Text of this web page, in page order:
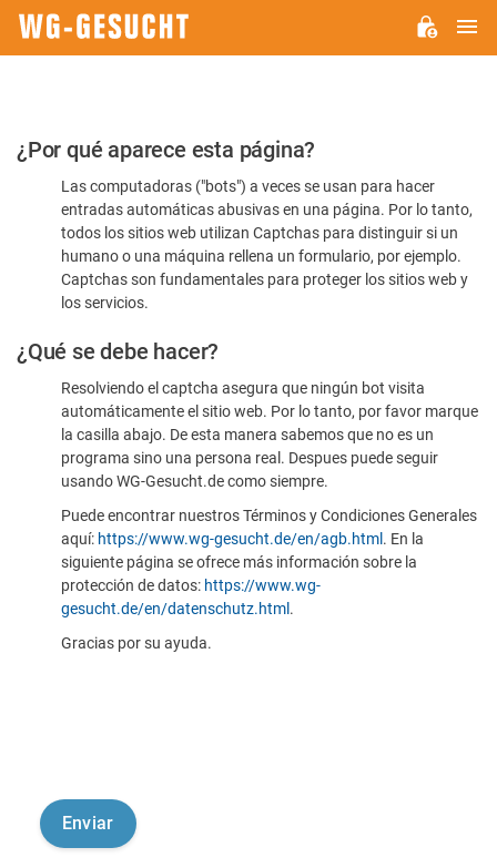
Por
favor,
confirme
humano
¿Por qué aparece esta página?
Las computadoras ("bots") a veces se usan para hacer
entradas automáticas abusivas en una página. Por lo tanto,
todos los sitios web utilizan Captchas para distinguir si un
humano o una máquina rellena un formulario, por ejemplo.
Captchas son fundamentales para proteger los sitios web y
los servicios.
¿Qué se debe hacer?
Resolviendo el captcha asegura que ningún bot visita
automáticamente el sitio web. Por lo tanto, por favor marque
la casilla abajo. De esta manera sabemos que no es un
programa sino una persona real. Despues puede seguir
usando WG-Gesucht.de como siempre.
Puede encontrar nuestros Términos y Condiciones Generales
aquí: https://www.wg-gesucht.de/en/agb.html . En la
siguiente página se ofrece más información sobre la
protección de datos: https://www.wg-
gesucht.de/en/datenschutz.html .
Gracias por su ayuda.